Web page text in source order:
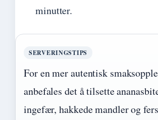
minutter.
SERVERINGSTIPS
For en mer autentisk
anbefales det å tilsette
ingefær, hakkede mandler og